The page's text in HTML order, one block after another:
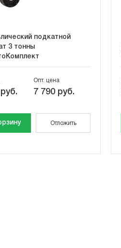
подкатной
3 тонны
Опт. цена
7 790 руб.
Отложить